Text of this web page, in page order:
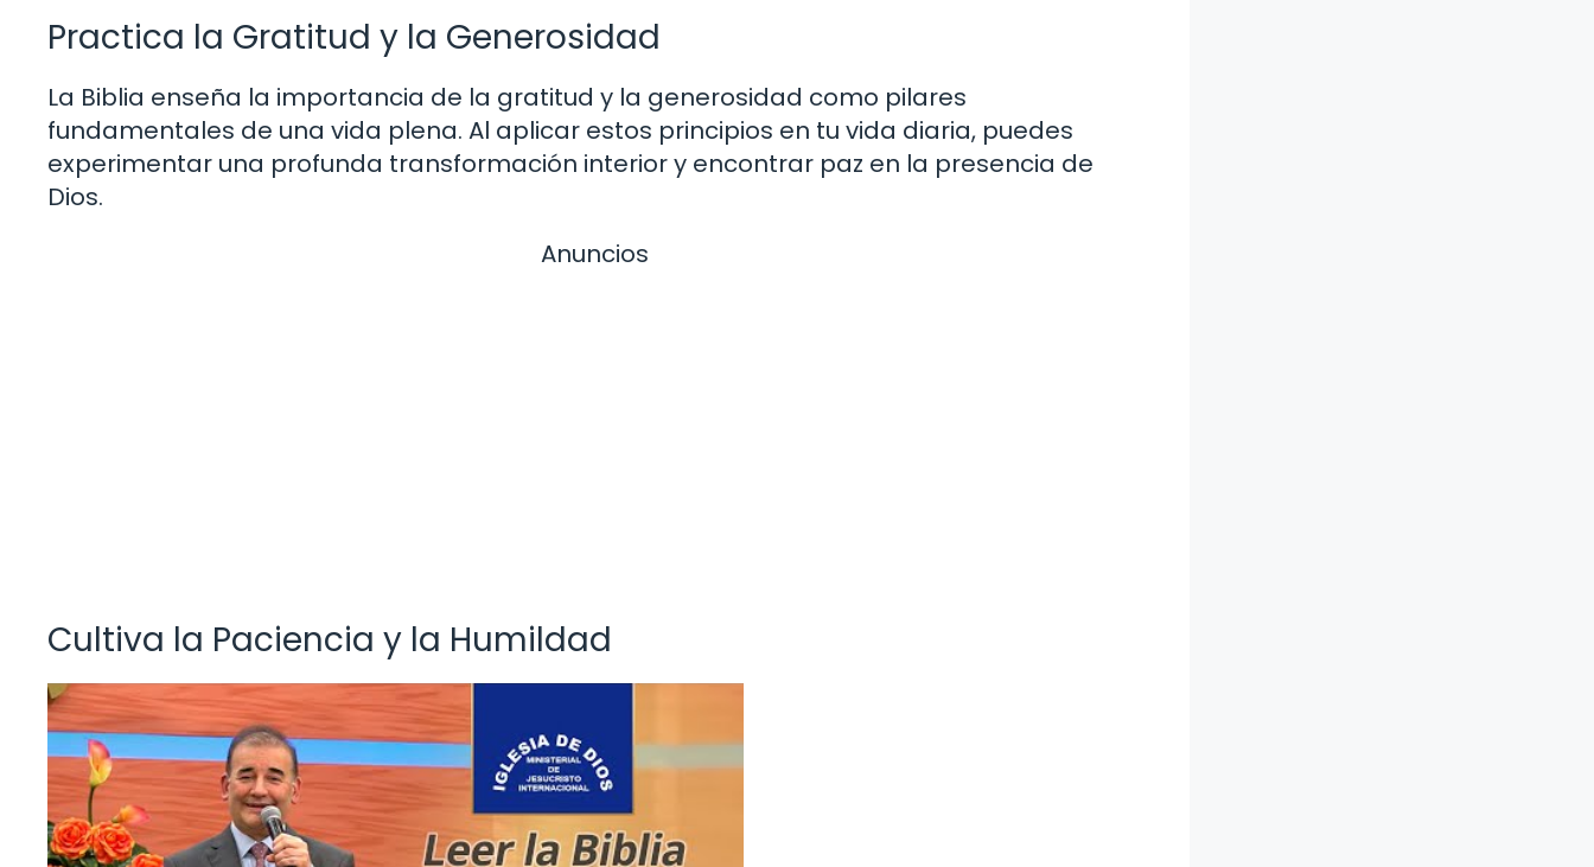
Practica la Gratitud y la Generosidad
La Biblia enseña la importancia de la gratitud y la generosidad como pilares
fundamentales de una vida plena. Al aplicar estos principios en tu vida diaria, puedes
experimentar una profunda transformación interior y encontrar paz en la presencia de
Dios.
Anuncios
Cultiva la Paciencia y la Humildad